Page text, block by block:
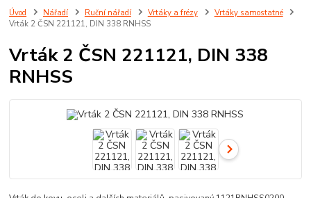
Úvod Nářadí Ruční nářadí Vrtáky a frézy
Vrtáky samostatné
Vrták 2 ČSN 221121, DIN 338 RNHSS
Vrták 2 ČSN 221121, DIN 338
RNHSS